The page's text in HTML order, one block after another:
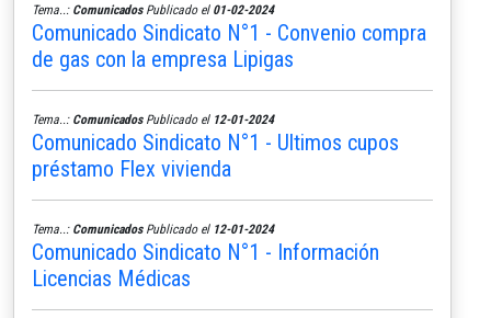
Tema..: ComunicadosPublicado el 01-02-2024
Comunicado Sindicato N°1 - Convenio compra
de gas con la empresa Lipigas
Tema..: ComunicadosPublicado el 12-01-2024
Comunicado Sindicato N°1 - Ultimos cupos
préstamo Flex vivienda
Tema..: ComunicadosPublicado el 12-01-2024
Comunicado Sindicato N°1 - Información
Licencias Médicas